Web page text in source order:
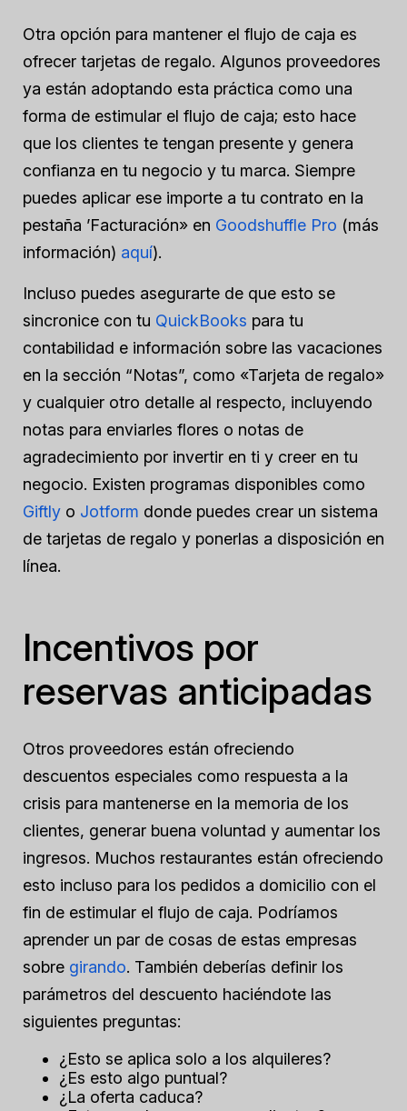
Otra opción para mantener el flujo de caja es
ofrecer tarjetas de regalo. Algunos proveedores
ya están adoptando esta práctica como una
forma de estimular el flujo de caja; esto hace
que los clientes te tengan presente y genera
confianza en tu negocio y tu marca. Siempre
puedes aplicar ese importe a tu contrato en la
pestaña ’Facturación» en Goodshuffle Pro (más
información) aquí).
Incluso puedes asegurarte de que esto se
sincronice con tu QuickBooks para tu
contabilidad e información sobre las vacaciones
en la sección “Notas”, como «Tarjeta de regalo»
y cualquier otro detalle al respecto, incluyendo
notas para enviarles flores o notas de
agradecimiento por invertir en ti y creer en tu
negocio. Existen programas disponibles como
Giftly o Jotform donde puedes crear un sistema
de tarjetas de regalo y ponerlas a disposición en
línea.
Incentivos por
reservas anticipadas
Otros proveedores están ofreciendo
descuentos especiales como respuesta a la
crisis para mantenerse en la memoria de los
clientes, generar buena voluntad y aumentar los
ingresos. Muchos restaurantes están ofreciendo
esto incluso para los pedidos a domicilio con el
fin de estimular el flujo de caja. Podríamos
aprender un par de cosas de estas empresas
sobre girando. También deberías definir los
parámetros del descuento haciéndote las
siguientes preguntas:
¿Esto se aplica solo a los alquileres?
¿Es esto algo puntual?
¿La oferta caduca?